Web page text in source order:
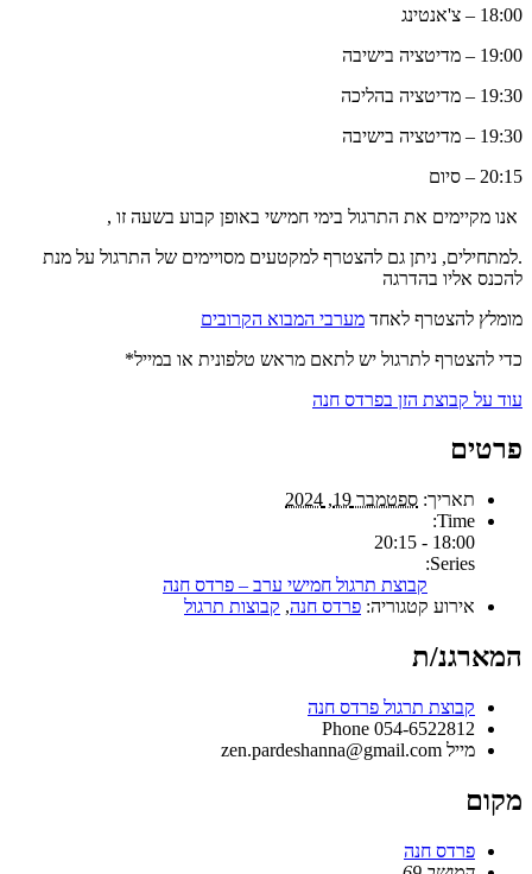
18:00 – צ'אנטינג
19:00 – מדיטציה בישיבה
19:30 – מדיטציה בהליכה
19:30 – מדיטציה בישיבה
20:15 – סיום
אנו מקיימים את התרגול בימי חמישי באופן קבוע בשעה זו ,
.למתחילים, ניתן גם להצטרף למקטעים מסויימים של התרגול על מנת
להכנס אליו בהדרגה
מומלץ להצטרף לאחד מערבי המבוא הקרובים
כדי להצטרף לתרגול יש לתאם מראש טלפונית או במייל*
עוד על קבוצת הזן בפרדס חנה
פרטים
תאריך: ספטמבר 19, 2024
Time:
18:00 - 20:15
Series:
קבוצת תרגול חמישי ערב – פרדס חנה
אירוע קטגוריה: פרדס חנה, קבוצות תרגול
המארגנ/ת
קבוצת תרגול פרדס חנה
Phone 054-6522812
מייל zen.pardeshanna@gmail.com
מקום
פרדס חנה